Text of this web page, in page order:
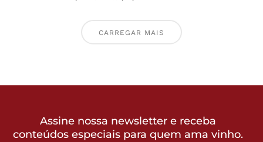
CARREGAR MAIS
Assine nossa newsletter e receba
conteúdos especiais para quem ama vinho.